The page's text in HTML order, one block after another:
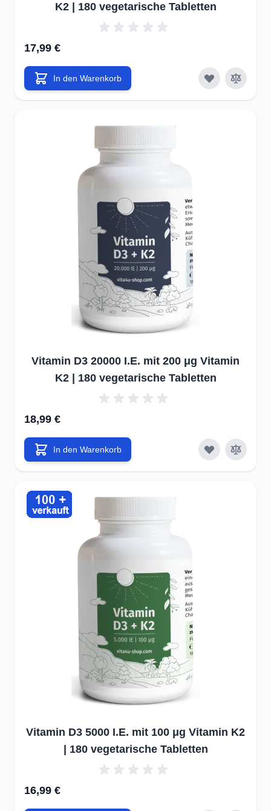
K2 | 180 vegetarische Tabletten
17,99 €
In den Warenkorb
Vitamin D3 20000 I.E. mit 200 μg Vitamin
K2 | 180 vegetarische Tabletten
18,99 €
In den Warenkorb
Vitamin D3 5000 I.E. mit 100 μg Vitamin K2
| 180 vegetarische Tabletten
16,99 €